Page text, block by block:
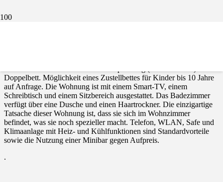
Doppelbett. Möglichkeit eines Zustellbettes für Kinder bis 10 Jahre
auf Anfrage. Die Wohnung ist mit einem Smart-TV, einem
Schreibtisch und einem Sitzbereich ausgestattet. Das Badezimmer
verfügt über eine Dusche und einen Haartrockner. Die einzigartige
Tatsache dieser Wohnung ist, dass sie sich im Wohnzimmer
befindet, was sie noch spezieller macht. Telefon, WLAN, Safe und
Klimaanlage mit Heiz- und Kühlfunktionen sind Standardvorteile
sowie die Nutzung einer Minibar gegen Aufpreis.
.